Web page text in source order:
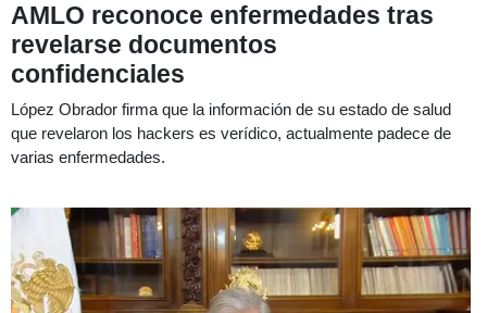
AMLO reconoce enfermedades tras
revelarse documentos
confidenciales
López Obrador firma que la información de su estado de salud
que revelaron los hackers es verídico, actualmente padece de
varias enfermedades.